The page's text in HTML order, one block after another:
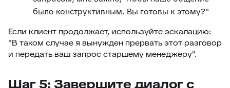
было конструктивным. Вы готовы к этому?"
Если клиент продолжает, используйте эскалацию:
"В таком случае я вынужден прервать этот разговор
и передать ваш запрос старшему менеджеру".
Шаг 5: Завершите диалог с